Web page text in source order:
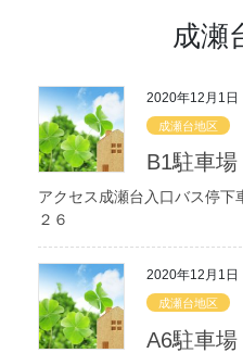
成瀬
2020年12月1日
成瀬台地区
B1駐車場
アクセス成瀬台入口バス停下
２６
2020年12月1日
成瀬台地区
A6駐車場